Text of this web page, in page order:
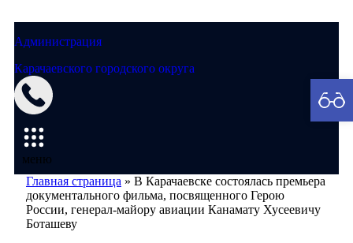
Администрация
Карачаевского городского округа
меню
Главная страница » В Карачаевске состоялась премьера
документального фильма, посвященного Герою
России, генерал-майору авиации Канамату Хусеевичу
Боташеву
Мэрия